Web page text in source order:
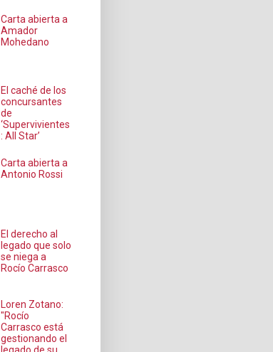
Carta abierta a
Amador
Mohedano
El caché de los
concursantes
de
‘Supervivientes
: All Star’
Carta abierta a
Antonio Rossi
El derecho al
legado que solo
se niega a
Rocío Carrasco
Loren Zotano:
"Rocío
Carrasco está
gestionando el